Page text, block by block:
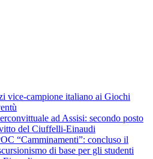
vice-campione italiano ai Giochi
ad Assisi: secondo posto
del Ciuffelli-Einaudi
“Camminamenti”: concluso il
di base per gli studenti